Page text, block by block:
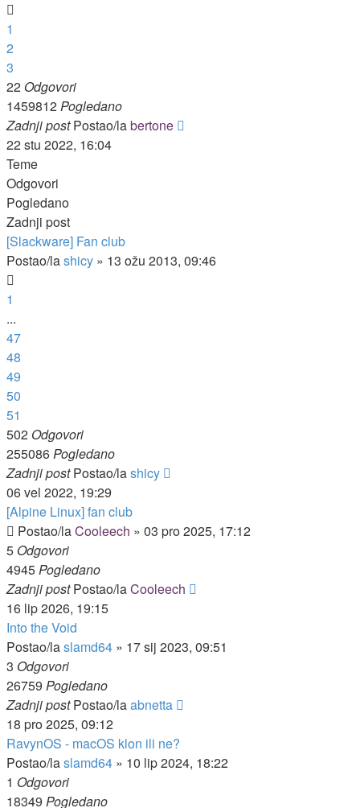
1
2
3
22 Odgovori
1459812Pogledano
Zadnji postPostao/labertone
22 stu 2022, 16:04
Teme
Odgovori
Pogledano
Zadnji post
[Slackware] Fan club
Postao/lashicy » 13 ožu 2013, 09:46
1
...
47
48
49
50
51
502 Odgovori
255086Pogledano
Zadnji postPostao/lashicy
06 vel 2022, 19:29
[Alpine Linux] fan club
Postao/laCooleech » 03 pro 2025, 17:12
5 Odgovori
4945Pogledano
Zadnji postPostao/laCooleech
16 lip 2026, 19:15
Into the Void
Postao/laslamd64 » 17 sij 2023, 09:51
3 Odgovori
26759 Pogledano
Zadnji postPostao/laabnetta
18 pro 2025, 09:12
RavynOS - macOS klon ili ne?
Postao/laslamd64 » 10 lip 2024, 18:22
1 Odgovori
18349 Pogledano